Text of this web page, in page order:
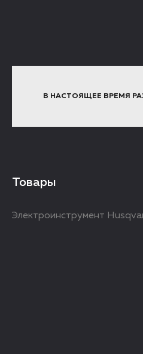
В НАСТОЯЩЕЕ ВРЕМЯ
Товары
Электроинструмент